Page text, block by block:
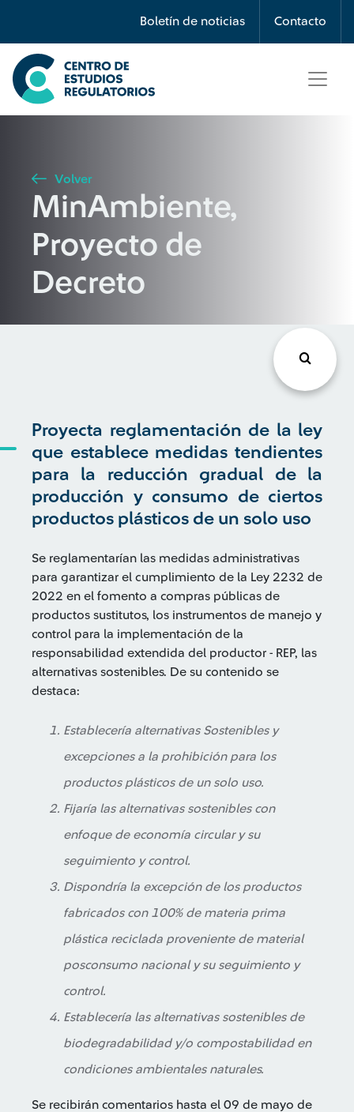
Boletín de noticias Contacto
Búsqueda
Seleccione país
Buscar
Volver
MinAmbiente,
Proyecto de
Decreto
Proyecta reglamentación de la ley
que establece medidas tendientes
para la reducción gradual de la
producción y consumo de ciertos
productos plásticos de un solo uso
Se reglamentarían las medidas administrativas
para garantizar el cumplimiento de la Ley 2232 de
2022 en el fomento a compras públicas de
productos sustitutos, los instrumentos de manejo y
control para la implementación de la
responsabilidad extendida del productor - REP, las
alternativas sostenibles. De su contenido se
destaca:
Establecería alternativas Sostenibles y
excepciones a la prohibición para los
productos plásticos de un solo uso.
Fijaría las alternativas sostenibles con
enfoque de economía circular y su
seguimiento y control.
Dispondría la excepción de los productos
fabricados con 100% de materia prima
plástica reciclada proveniente de material
posconsumo nacional y su seguimiento y
control.
Establecería las alternativas sostenibles de
biodegradabilidad y/o compostabilidad en
condiciones ambientales naturales.
Se recibirán comentarios hasta el 09 de mayo de